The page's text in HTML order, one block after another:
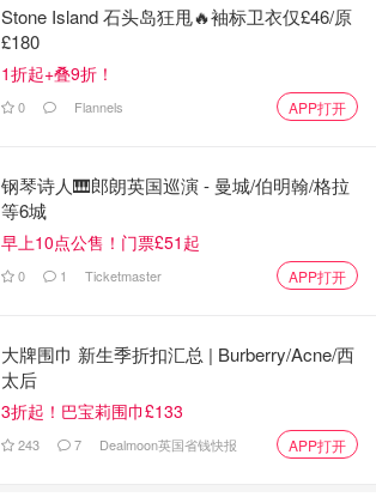
Stone Island 石头岛狂甩🔥袖标卫衣仅£46/原
£180
1折起+叠9折！
0 Flannels APP打开
钢琴诗人🎹郎朗英国巡演 - 曼城/伯明翰/格拉
等6城
早上10点公售！门票£51起
0 1 Ticketmaster APP打开
大牌围巾 新生季折扣汇总 | Burberry/Acne/西
太后
3折起！巴宝莉围巾£133
243 7 Dealmoon英国省钱快报 APP打开